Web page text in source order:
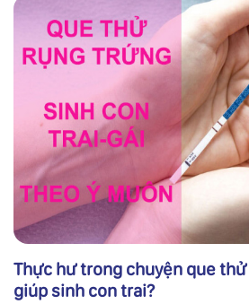
Thực hư trong chuyện que
giúp sinh con trai?